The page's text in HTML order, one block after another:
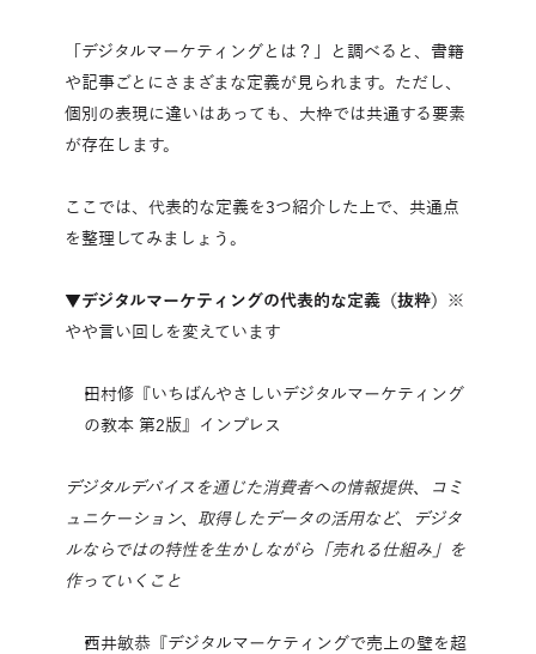
「デジタルマーケティングとは？」と調べると、書籍
や記事ごとにさまざまな定義が見られます。ただし、
個別の表現に違いはあっても、大枠では共通する要素
が存在します。
ここでは、代表的な定義を3つ紹介した上で、共通点
を整理してみましょう。
▼デジタルマーケティングの代表的な定義（抜粋） ※
やや言い回しを変えています
田村修『いちばんやさしいデジタルマーケティング
の教本 第2版』インプレス
デジタルデバイスを通じた消費者への情報提供、コミ
ュニケーション、取得したデータの活用など、デジタ
ルならではの特性を生かしながら「売れる仕組み」を
作っていくこと
西井敏恭『デジタルマーケティングで売上の壁を超